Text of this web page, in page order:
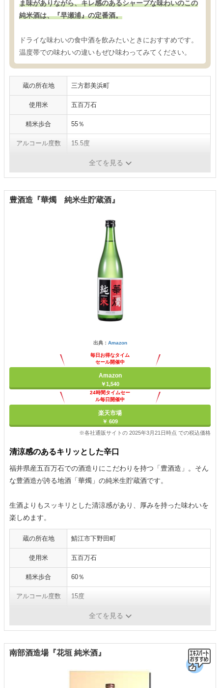
ま味がありながら、キレ感のあるシャープな味わいのこの
純米酒は、『早瀬浦』の定番酒。
ドライな味わいの食中酒を飲みたいときにおすすめです。
温度帯での味わいの違いもぜひ味わってみてください。
蔵の所在地 三方郡美浜町
使用米 五百万石
精米歩合 55％
アルコール度数 15.5度
全てを見る
豊酒造『華燭 純米生貯蔵酒』
出典： Amazon
毎日お得なタイム
セール開催中
Amazon
￥1,540
24時間タイムセー
ル毎日開催中
楽天市場
￥ 609
※各社通販サイトの 2025年3月21日時点 での税込価格
清涼感のあるキリッとした辛口
福井県産五百万石での酒造りにこだわりを持つ「豊酒造」。そん
な豊酒造が誇る地酒「華燭」の純米生貯蔵酒です。
生酒よりもスッキリとした清涼感があり、厚みを持った味わいを
楽しめます。
蔵の所在地 鯖江市下野田町
使用米 五百万石
精米歩合 60％
アルコール度数 15度
全てを見る
南部酒造場『花垣 純米酒』